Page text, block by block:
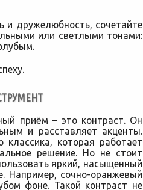
и дружелюбность, сочетайте
или светлыми тонами:
приём – это контраст. Он
и расставляет акценты.
которая работает
решение. Но не стоит
яркий, насыщенный
Например, сочно-оранжевый
фоне. Такой контраст не